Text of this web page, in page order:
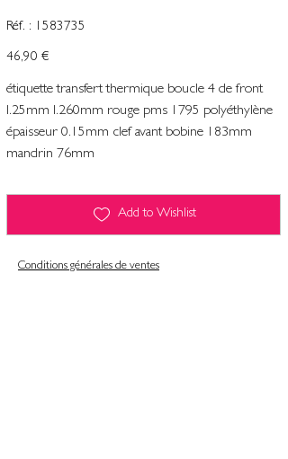
Réf. :
SKU
1583735
1583735
Precio
46,90 €
étiquette transfert thermique boucle 4 de front
l.25mm l.260mm rouge pms 1795 polyéthylène
épaisseur 0.15mm clef avant bobine 183mm
mandrin 76mm
Add to Wishlist
Conditions générales de ventes